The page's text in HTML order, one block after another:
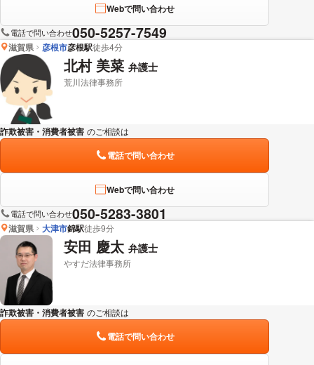
Webで問い合わせ
電話で問い合わせ050-5257-7549
滋賀県 彦根市彦根駅徒歩4分
北村 美菜 弁護士
荒川法律事務所
詐欺被害・消費者被害 のご相談は
電話で問い合わせ
Webで問い合わせ
電話で問い合わせ050-5283-3801
滋賀県 大津市錦駅徒歩9分
安田 慶太 弁護士
やすだ法律事務所
詐欺被害・消費者被害 のご相談は
電話で問い合わせ